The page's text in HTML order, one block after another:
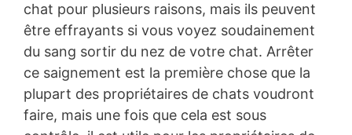
chat pour plusieurs raisons, mais ils peuvent
être effrayants si vous voyez soudainement
du sang sortir du nez de votre chat. Arrêter
ce saignement est la première chose que la
plupart des propriétaires de chats voudront
faire, mais une fois que cela est sous